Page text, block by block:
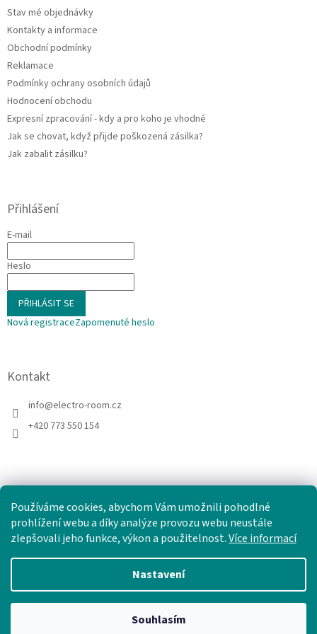
Používáme cookies, abychom Vám umožnili pohodlné
prohlížení webu a díky analýze provozu webu neustále
zlepšovali jeho funkce, výkon a použitelnost.Více informací
Nastavení
Souhlasím
u
Stav mé objednávky
Kontakty a informace
Obchodní podmínky
Reklamace
Podmínky ochrany osobních údajů
Hodnocení obchodu
Expresní zpracování - kdy a pro koho je vhodné
Jak se chovat, když přijde poškozená zásilka?
Jak zabalit zásilku?
Přihlášení
E-mail
Heslo
PŘIHLÁSIT SE
Nová registraceZapomenuté heslo
Kontakt
info@electro-room.cz
+420 773 550 154
Vytvořil Shoptet